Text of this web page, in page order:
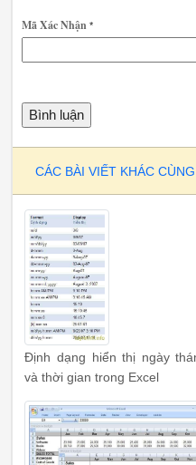
Mã Xác Nhận *
CÁC BÀI VIẾT KHÁC
Định dạng hiển thị ngày
và thời gian trong Excel